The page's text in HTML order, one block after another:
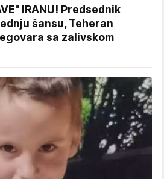
IRANU! Predsednik
šansu, Teheran
sa zalivskom